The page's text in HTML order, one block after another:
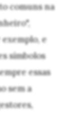
comuns na
e
símbolos
essas
sem a